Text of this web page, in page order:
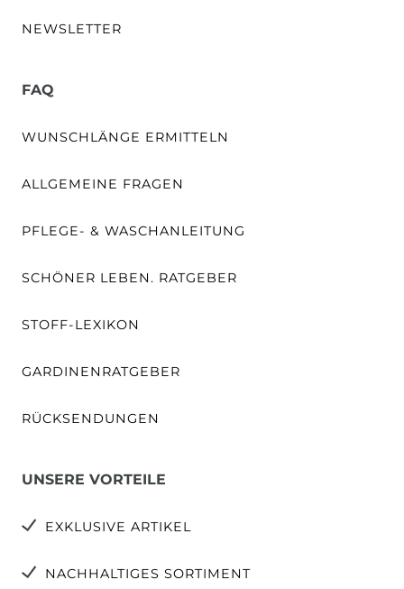
NEWSLETTER
FAQ
WUNSCHLÄNGE ERMITTELN
ALLGEMEINE FRAGEN
PFLEGE- & WASCHANLEITUNG
SCHÖNER LEBEN. RATGEBER
STOFF-LEXIKON
GARDINENRATGEBER
RÜCKSENDUNGEN
UNSERE VORTEILE
EXKLUSIVE ARTIKEL
NACHHALTIGES SORTIMENT